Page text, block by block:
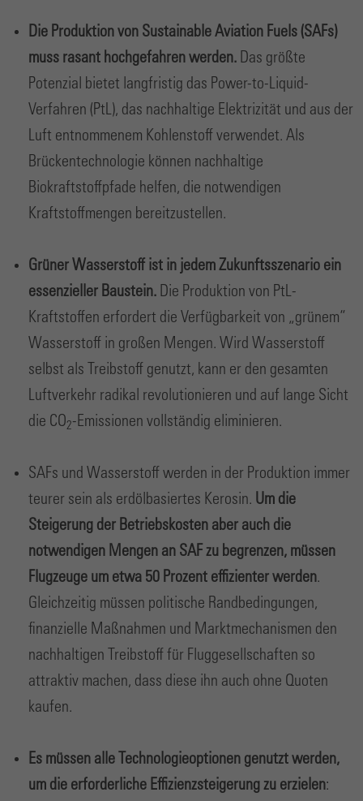
Die Produktion von Sustainable Aviation Fuels (SAFs)
muss rasant hochgefahren werden. Das größte
Potenzial bietet langfristig das Power-to-Liquid-
Verfahren (PtL), das nachhaltige Elektrizität und aus der
Luft entnommenem Kohlenstoff verwendet. Als
Brückentechnologie können nachhaltige
Biokraftstoffpfade helfen, die notwendigen
Kraftstoffmengen bereitzustellen.
Grüner Wasserstoff ist in jedem Zukunftsszenario ein
essenzieller Baustein. Die Produktion von PtL-
Kraftstoffen erfordert die Verfügbarkeit von „grünem“
Wasserstoff in großen Mengen. Wird Wasserstoff
selbst als Treibstoff genutzt, kann er den gesamten
Luftverkehr radikal revolutionieren und auf lange Sicht
die CO2-Emissionen vollständig eliminieren.
SAFs und Wasserstoff werden in der Produktion immer
teurer sein als erdölbasiertes Kerosin. Um die
Steigerung der Betriebskosten aber auch die
notwendigen Mengen an SAF zu begrenzen, müssen
Flugzeuge um etwa 50 Prozent effizienter werden.
Gleichzeitig müssen politische Randbedingungen,
finanzielle Maßnahmen und Marktmechanismen den
nachhaltigen Treibstoff für Fluggesellschaften so
attraktiv machen, dass diese ihn auch ohne Quoten
kaufen.
Es müssen alle Technologieoptionen genutzt werden,
um die erforderliche Effizienzsteigerung zu erzielen: